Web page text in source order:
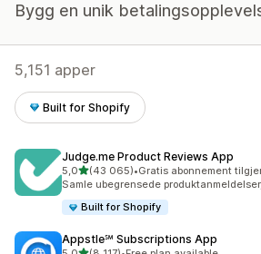
Bygg en unik
5,151 apper
Built for Shopify
Judge.me Product Reviews App
5,0av 5 stjerner
(43 065)
Totalt 43065 omtaler
•Gratis abonnement
Samle ubegrensede
Built for Shopify
Appstle℠ Subscriptions App